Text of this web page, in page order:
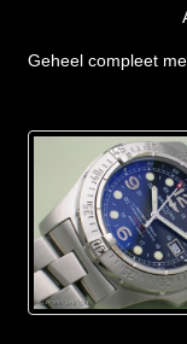
Geheel compleet